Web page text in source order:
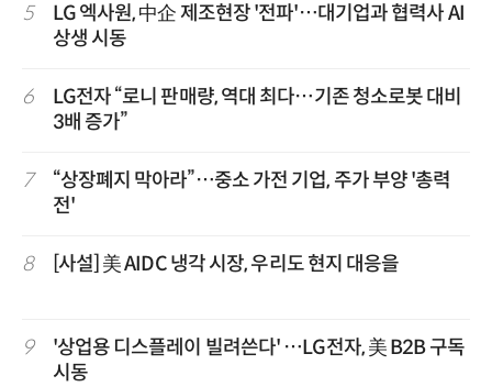
5
LG 엑사원, 中企 제조현장 '전파'…대기업과 협력사 AI
상생 시동
6
LG전자 “로니 판매량, 역대 최다…기존 청소로봇 대비
3배 증가”
7
“상장폐지 막아라”…중소 가전 기업, 주가 부양 '총력
전'
8 [사설] 美 AIDC 냉각 시장, 우리도 현지 대응을
9
'상업용 디스플레이 빌려쓴다' …LG전자, 美 B2B 구독
시동